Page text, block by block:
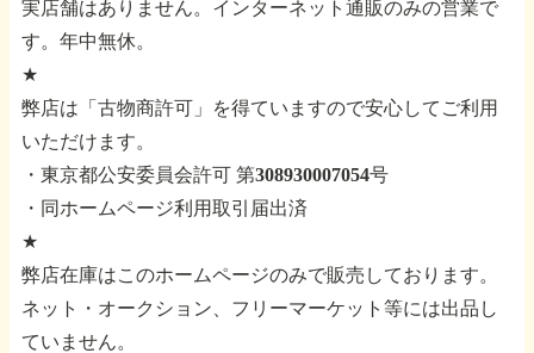
実店舗はありません。インターネット通販のみの営業で
す。年中無休。
★
弊店は「古物商許可」を得ていますので安心してご利用
いただけます。
・東京都公安委員会許可 第308930007054号
・同ホームページ利用取引届出済
★
弊店在庫はこのホームページのみで販売しております。
ネット・オークション、フリーマーケット等には出品し
ていません。